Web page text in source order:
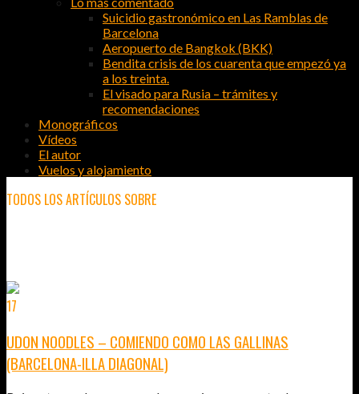
Suicidio gastronómico en Las Ramblas de
Barcelona
Aeropuerto de Bangkok (BKK)
Bendita crisis de los cuarenta que empezó ya
a los treinta.
El visado para Rusia – trámites y
recomendaciones
Monográficos
Vídeos
El autor
Vuelos y alojamiento
TODOS LOS ARTÍCULOS SOBRE
17
UDON NOODLES – COMIENDO COMO LAS GALLINAS
(BARCELONA-ILLA DIAGONAL)